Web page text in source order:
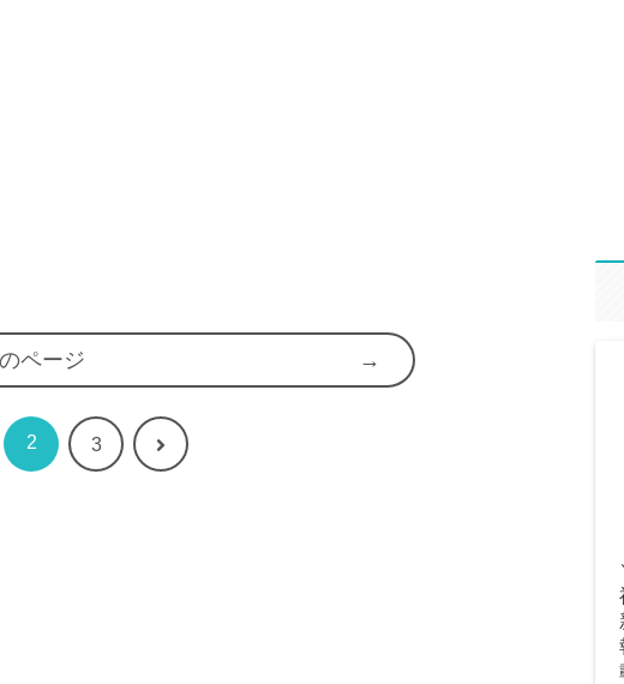
ページ
2 3 次